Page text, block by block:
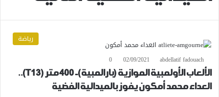
رياضة
abdellatif fadouach
02/09/2021
0
الألعاب الأولمبية الموازية (بارالمبية)- 400 متر (T13)..
العداء محمد أمكون يفوز بالميدالية الفضية